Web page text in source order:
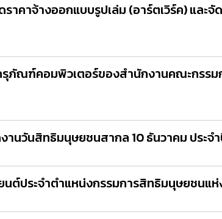
ราคาจ้างออกแบบรูปเล่ม (อาร์ตเวิร์ค) แ
รุภัณฑ์คอมพิวเตอร์ของสำนักงานคณะกรร
านวันสิทธิมนุษยชนสากล 10 ธันวาคม ประจ
นต์ประจำตำแหน่งกรรมการสิทธิมนุษยชนแ